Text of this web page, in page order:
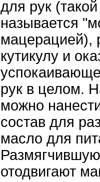
для рук
называется
мацерацией),
кутикулу и
рук в целом.
можно
состав для
масло для
отодвигают